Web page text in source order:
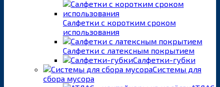
Салфетки с коротким сроком
использования
Салфетки с латексным покрытием
Салфетки-губки
Системы для
сбора мусора